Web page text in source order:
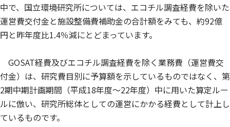
中で、国立環境研究所については、エコチル調査経費を除いた
運営費交付金と施設整備費補助金の合計額をみても、約92億
円と昨年度比1.4％減にとどまっています。
GOSAT経費及びエコチル調査経費を除く業務費（運営費交
付金）は、研究費目別に予算額を示しているものではなく、第
2期中期計画期間（平成18年度～22年度）中に用いた算定ルー
ルに倣い、研究所総体としての運営にかかる経費として計上し
ているものです。